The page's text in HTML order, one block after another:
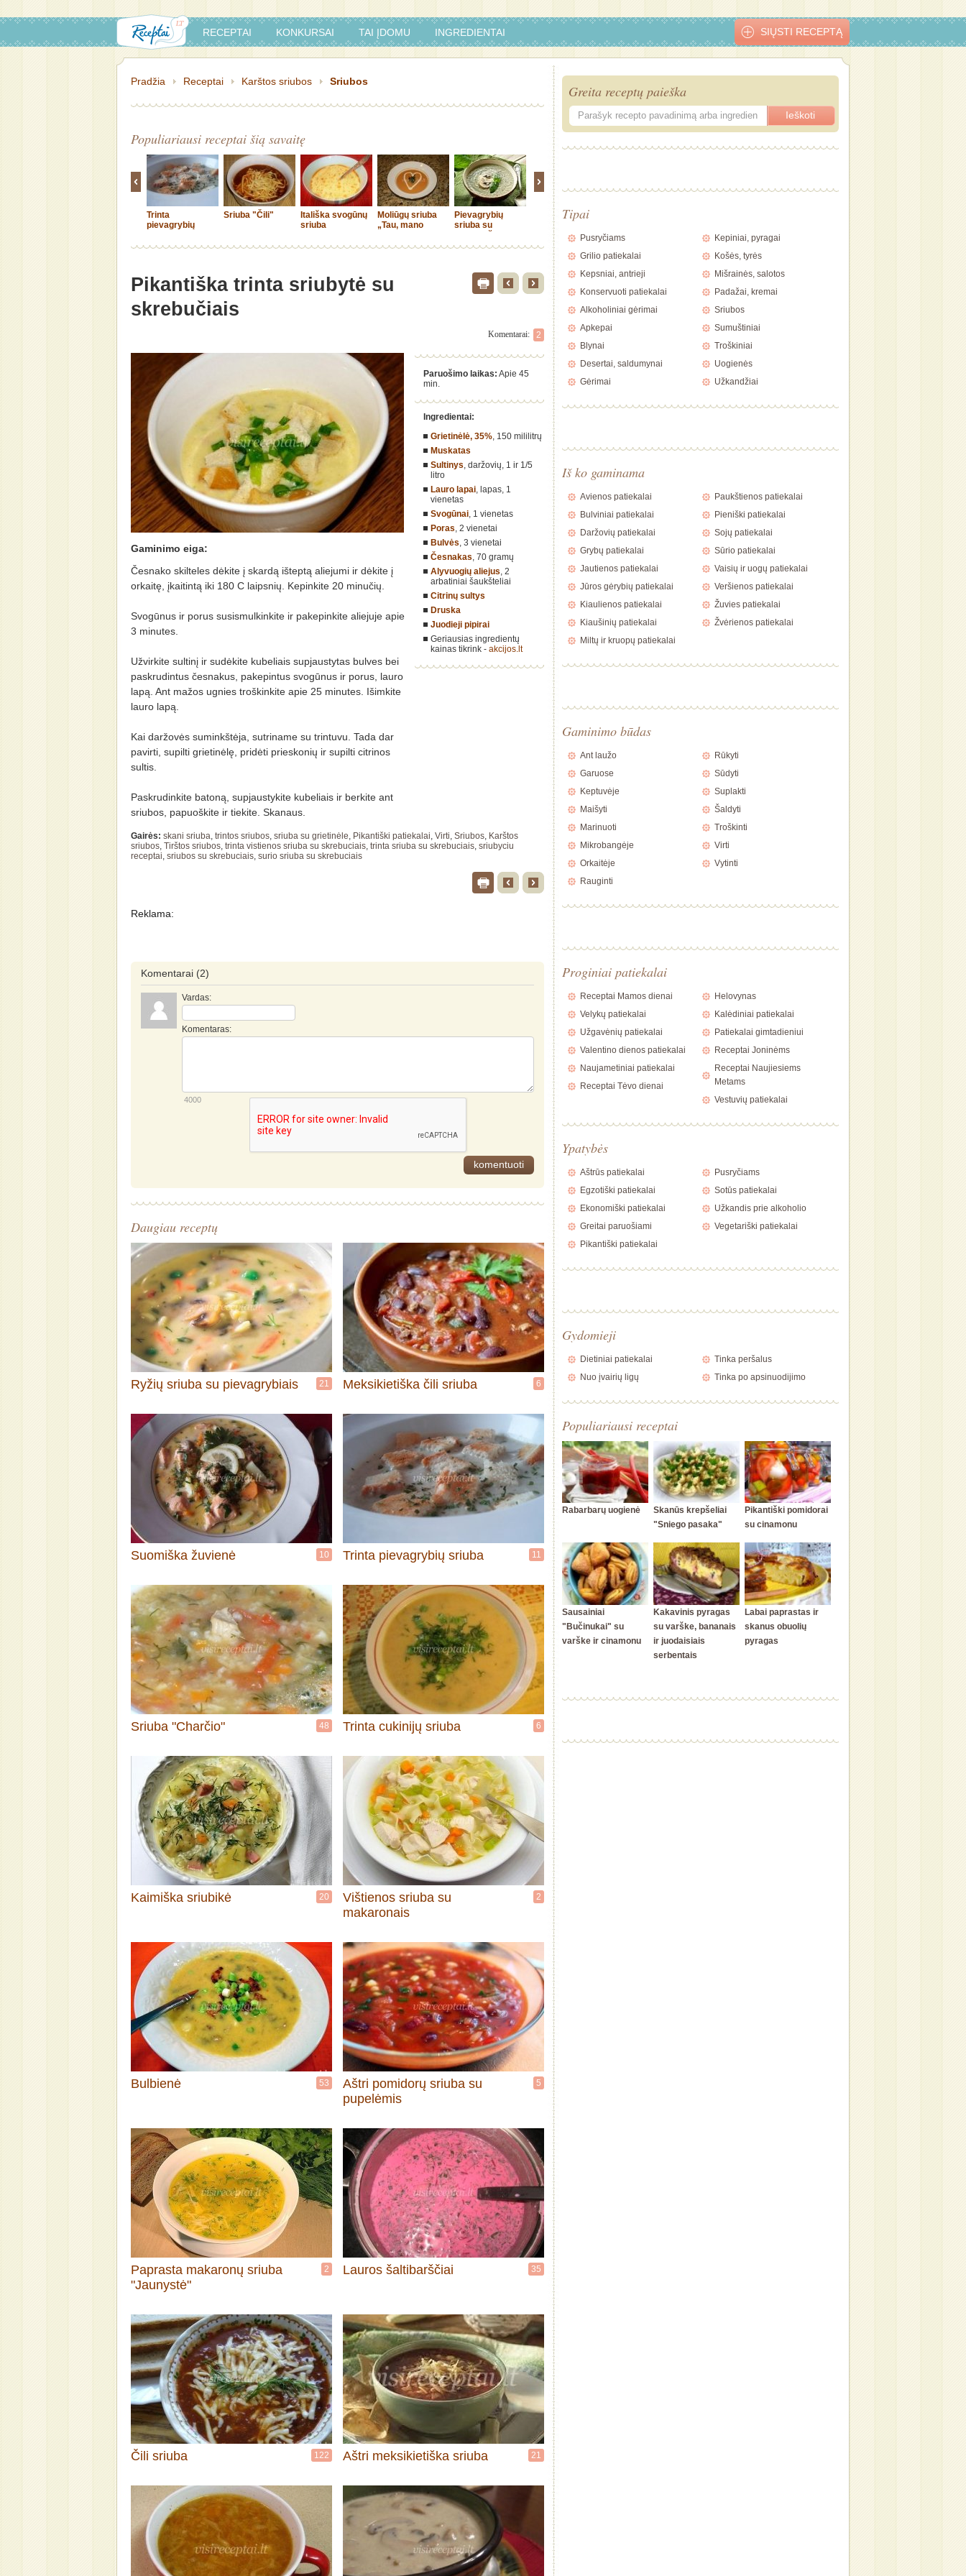
RECEPTAI KONKURSAI TAI ĮDOMU INGREDIENTAI SIŲSTI RECEPTĄ
Pradžia Receptai Karštos sriubos Sriubos
Populiariausi receptai šią savaitę
Trinta
pievagrybių
Sriuba "Čili"
Itališka svogūnų
sriuba
Moliūgų sriuba
„Tau, mano
Pievagrybių
sriuba su
Baravykų sriuba
Pikantiška trinta sriubytė su
skrebučiais
Komentarai: 2
Gaminimo eiga:
Česnako skilteles dėkite į skardą išteptą aliejumi ir dėkite į
orkaitę, įkaitintą iki 180 C laipsnių. Kepinkite 20 minučių.
Svogūnus ir porus susismulkinkite ir pakepinkite aliejuje apie
3 minutes.
Užvirkite sultinį ir sudėkite kubeliais supjaustytas bulves bei
paskrudintus česnakus, pakepintus svogūnus ir porus, lauro
lapą. Ant mažos ugnies troškinkite apie 25 minutes. Išimkite
lauro lapą.
Kai daržovės suminkštėja, sutriname su trintuvu. Tada dar
pavirti, supilti grietinėlę, pridėti prieskonių ir supilti citrinos
sultis.
Paskrudinkite batoną, supjaustykite kubeliais ir berkite ant
sriubos, papuoškite ir tiekite. Skanaus.
Paruošimo laikas: Apie 45
min.
Ingredientai:
Grietinėlė, 35%, 150 mililitrų
Muskatas
Sultinys, daržovių, 1 ir 1/5
litro
Lauro lapai, lapas, 1
vienetas
Svogūnai, 1 vienetas
Poras, 2 vienetai
Bulvės, 3 vienetai
Česnakas, 70 gramų
Alyvuogių aliejus, 2
arbatiniai šaukšteliai
Citrinų sultys
Druska
Juodieji pipirai
Geriausias ingredientų
kainas tikrink - akcijos.lt
Gairės: skani sriuba, trintos sriubos, sriuba su grietinėle, Pikantiški patiekalai, Virti, Sriubos, Karštos
sriubos, Tirštos sriubos, trinta vistienos sriuba su skrebuciais, trinta sriuba su skrebuciais, sriubyciu
receptai, sriubos su skrebuciais, surio sriuba su skrebuciais
Reklama:
Komentarai (2)
Vardas:
Komentaras:
4000
Daugiau receptų
Ryžių sriuba su pievagrybiais 21 Meksikietiška čili sriuba 6
Suomiška žuvienė 10 Trinta pievagrybių sriuba 11
Sriuba "Charčio" 48 Trinta cukinijų sriuba 6
Kaimiška sriubikė 20
Vištienos sriuba su
makaronais
2
Bulbienė 53
Aštri pomidorų sriuba su
pupelėmis
5
Paprasta makaronų sriuba
"Jaunystė"
2 Lauros šaltibarščiai 35
Čili sriuba 122 Aštri meksikietiška sriuba 21
Greita receptų paieška
Tipai
Pusryčiams
Grilio patiekalai
Kepsniai, antrieji
Konservuoti patiekalai
Alkoholiniai gėrimai
Apkepai
Blynai
Desertai, saldumynai
Gėrimai
Kepiniai, pyragai
Košės, tyrės
Mišrainės, salotos
Padažai, kremai
Sriubos
Sumuštiniai
Troškiniai
Uogienės
Užkandžiai
Iš ko gaminama
Avienos patiekalai
Bulviniai patiekalai
Daržovių patiekalai
Grybų patiekalai
Jautienos patiekalai
Jūros gėrybių patiekalai
Kiaulienos patiekalai
Kiaušinių patiekalai
Miltų ir kruopų patiekalai
Paukštienos patiekalai
Pieniški patiekalai
Sojų patiekalai
Sūrio patiekalai
Vaisių ir uogų patiekalai
Veršienos patiekalai
Žuvies patiekalai
Žvėrienos patiekalai
Gaminimo būdas
Ant laužo
Garuose
Keptuvėje
Maišyti
Marinuoti
Mikrobangėje
Orkaitėje
Rauginti
Rūkyti
Sūdyti
Suplakti
Šaldyti
Troškinti
Virti
Vytinti
Proginiai patiekalai
Receptai Mamos dienai
Velykų patiekalai
Užgavėnių patiekalai
Valentino dienos patiekalai
Naujametiniai patiekalai
Receptai Tėvo dienai
Helovynas
Kalėdiniai patiekalai
Patiekalai gimtadieniui
Receptai Joninėms
Receptai Naujiesiems
Metams
Vestuvių patiekalai
Ypatybės
Aštrūs patiekalai
Egzotiški patiekalai
Ekonomiški patiekalai
Greitai paruošiami
Pikantiški patiekalai
Pusryčiams
Sotūs patiekalai
Užkandis prie alkoholio
Vegetariški patiekalai
Gydomieji
Dietiniai patiekalai
Nuo įvairių ligų
Tinka peršalus
Tinka po apsinuodijimo
Populiariausi receptai
Rabarbarų uogienė
Skanūs krepšeliai
"Sniego pasaka"
Pikantiški pomidorai
su cinamonu
Sausainiai
"Bučinukai" su
varške ir cinamonu
Kakavinis pyragas
su varške, bananais
ir juodaisiais
serbentais
Labai paprastas ir
skanus obuolių
pyragas